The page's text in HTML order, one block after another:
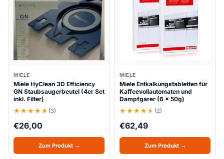
MIELE
Miele HyClean 3D Efficiency
GN Staubsaugerbeutel (4er Set
inkl. Filter)
(3)
€26,00
Zum Produkt →
MIELE
Miele Entkalkungstabletten für
Kaffeevollautomaten und
Dampfgarer (6 x 50g)
(2)
€62,49
Zum Produkt →